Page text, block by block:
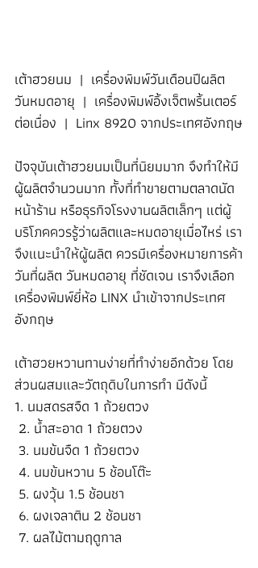
เต้าฮวยนม  |  เครื่องพิมพ์วันเดือนปีผลิต
วันหมดอายุ  |  เครื่องพิมพ์อิ้งเจ็ตพริ้นเตอร์
ต่อเนื่อง  |  Linx 8920 จากประเทศอังกฤษ
ปัจจุบันเต้าฮวยนมเป็นที่นิยมมาก จึงทำให้มี
ผู้ผลิตจำนวนมาก ทั้งที่ทำขายตามตลาดนัด
หน้าร้าน หรือธุรกิจโรงงานผลิตเล็กๆ แต่ผู้
บริโภคควรรู้ว่าผลิตและหมดอายุเมื่อไหร่ เรา
จึงแนะนำให้ผู้ผลิต ควรมีเครื่องหมายการค้า
วันที่ผลิต วันหมดอายุ ที่ชัดเจน เราจึงเลือก
เครื่องพิมพ์ยี่ห้อ LINX นำเข้าจากประเทศ
อังกฤษ
เต้าฮวยหวานทานง่ายที่ทำง่ายอีกด้วย โดย
ส่วนผสมและวัตถุดิบในการทำ มีดังนี้
1. นมสดรสจืด 1 ถ้วยตวง
2. น้ำสะอาด 1 ถ้วยตวง
3. นมข้นจืด 1 ถ้วยตวง
4. นมข้นหวาน 5 ช้อนโต๊ะ
5. ผงวุ้น 1.5 ช้อนชา
6. ผงเจลาติน 2 ช้อนชา
7. ผลไม้ตามฤดูกาล